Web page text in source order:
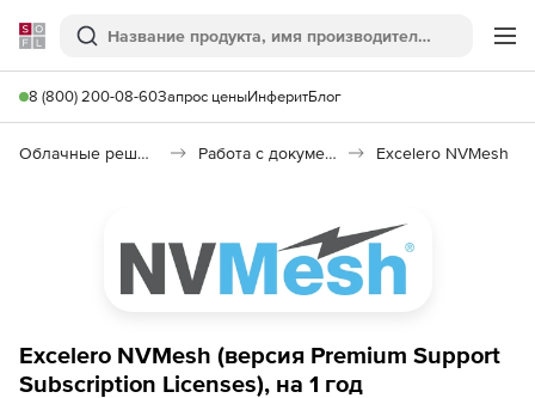
Softline
Поиск
8 (800) 200-08-60Запрос ценыИнферитБлог
Облачные решения (SaaS) Работа с документами (SaaS) Excelero NVMesh
Excelero NVMesh (версия Premium Support
Subscription Licenses), на 1 год